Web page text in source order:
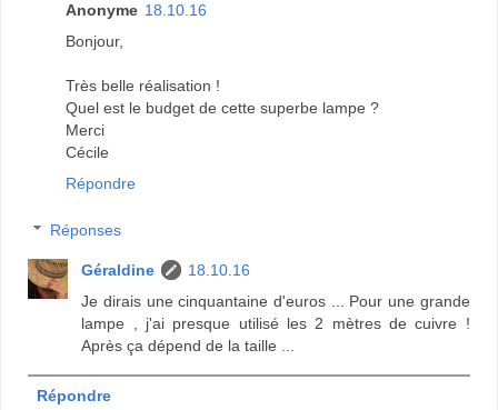
Anonyme 18.10.16
Bonjour,
Très belle réalisation !
Quel est le budget de cette superbe lampe ?
Merci
Cécile
Répondre
Réponses
Géraldine
18.10.16
Je dirais une cinquantaine d'euros ... Pour une grande
lampe , j'ai presque utilisé les 2 mètres de cuivre !
Après ça dépend de la taille ...
Répondre